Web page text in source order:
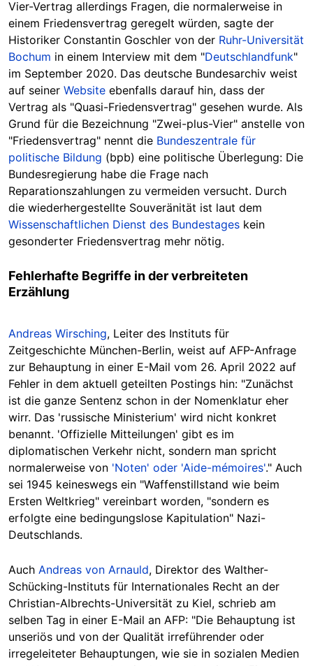
Vier-Vertrag allerdings Fragen, die normalerweise in
einem Friedensvertrag geregelt würden, sagte der
Historiker Constantin Goschler von der Ruhr-Universität
Bochum in einem Interview mit dem "Deutschlandfunk"
im September 2020. Das deutsche Bundesarchiv weist
auf seiner Website ebenfalls darauf hin, dass der
Vertrag als "Quasi-Friedensvertrag" gesehen wurde. Als
Grund für die Bezeichnung "Zwei-plus-Vier" anstelle von
"Friedensvertrag" nennt die Bundeszentrale für
politische Bildung (bpb) eine politische Überlegung: Die
Bundesregierung habe die Frage nach
Reparationszahlungen zu vermeiden versucht. Durch
die wiederhergestellte Souveränität ist laut dem
Wissenschaftlichen Dienst des Bundestages kein
gesonderter Friedensvertrag mehr nötig.
Fehlerhafte Begriffe in der verbreiteten
Erzählung
Andreas Wirsching, Leiter des Instituts für
Zeitgeschichte München-Berlin, weist auf AFP-Anfrage
zur Behauptung in einer E-Mail vom 26. April 2022 auf
Fehler in dem aktuell geteilten Postings hin: "Zunächst
ist die ganze Sentenz schon in der Nomenklatur eher
wirr. Das 'russische Ministerium' wird nicht konkret
benannt. 'Offizielle Mitteilungen' gibt es im
diplomatischen Verkehr nicht, sondern man spricht
normalerweise von 'Noten' oder 'Aide-mémoires'." Auch
sei 1945 keineswegs ein "Waffenstillstand wie beim
Ersten Weltkrieg" vereinbart worden, "sondern es
erfolgte eine bedingungslose Kapitulation" Nazi-
Deutschlands.
Auch Andreas von Arnauld, Direktor des Walther-
Schücking-Instituts für Internationales Recht an der
Christian-Albrechts-Universität zu Kiel, schrieb am
selben Tag in einer E-Mail an AFP: "Die Behauptung ist
unseriös und von der Qualität irreführender oder
irregeleiteter Behauptungen, wie sie in sozialen Medien